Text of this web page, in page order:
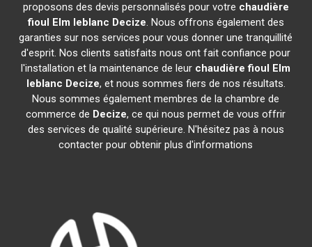
proposons des devis personnalisés pour votre chaudière
fioul Elm leblanc Decize. Nous offrons également des
garanties sur nos services pour vous donner une tranquillité
d'esprit. Nos clients satisfaits nous ont fait confiance pour
l'installation et la maintenance de leur chaudière fioul Elm
leblanc Decize, et nous sommes fiers de nos résultats.
Nous sommes également membres de la chambre de
commerce de Decize, ce qui nous permet de vous offrir
des services de qualité supérieure. N'hésitez pas à nous
contacter pour obtenir plus d'informations